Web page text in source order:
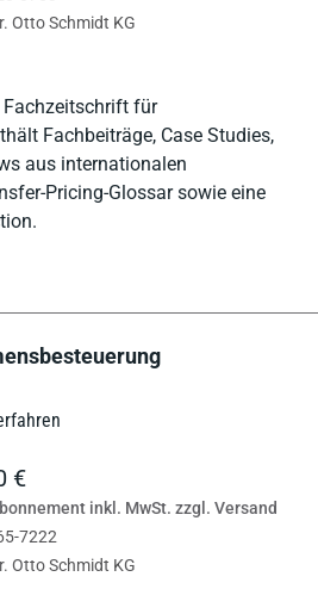
Fachzeitschrift für
Fachbeiträge, Case Studies,
aus internationalen
Pricing-Glossar sowie eine
Otto Schmidt KG
€
inkl. MwSt. zzgl. Versand
7222
Otto Schmidt KG